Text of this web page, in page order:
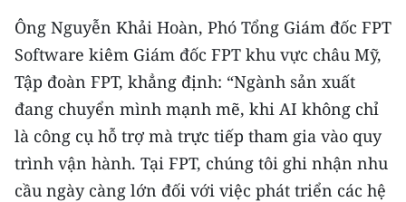
РУССКИЙ
ESPAÑOL
한국어
Ông Nguyễn Khải Hoàn, Phó Tổng Giám đốc FPT
Software kiêm Giám đốc FPT khu vực châu Mỹ,
Tập đoàn FPT, khẳng định: “Ngành sản xuất
đang chuyển mình mạnh mẽ, khi AI không chỉ
là công cụ hỗ trợ mà trực tiếp tham gia vào quy
trình vận hành. Tại FPT, chúng tôi ghi nhận nhu
cầu ngày càng lớn đối với việc phát triển các hệ